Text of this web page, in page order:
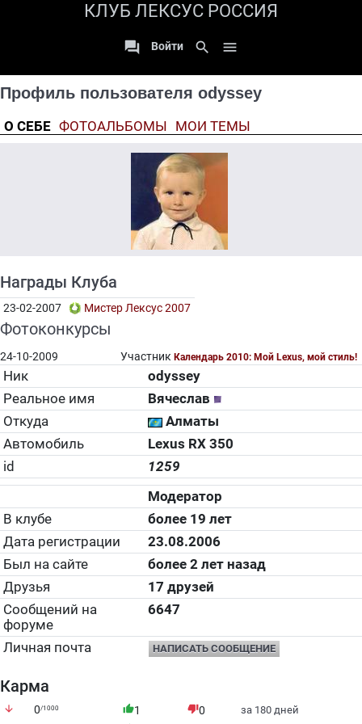
КЛУБ ЛЕКСУС РОССИЯ
 Войти search 
Профиль пользователя odyssey
О СЕБЕ ФОТОАЛЬБОМЫ МОИ ТЕМЫ
Награды Клуба
23-02-2007 Мистер Лексус 2007
Фотоконкурсы
24-10-2009 УчастникКалендарь 2010: Мой Lexus, мой стиль!
Ник
odyssey
Реальное имя
Вячеслав
Откуда
Алматы
Автомобиль
Lexus RX 350
id
1259
Модератор
В клубе
более 19 лет
Дата регистрации
23.08.2006
Был на сайте
более 2 лет назад
Друзья
17 друзей
Сообщений на
форуме
6647
Личная почта НАПИСАТЬ СООБЩЕНИЕ
Карма
arrow_downward 0/1000 thumb_up1 thumb_down0 за 180 дней